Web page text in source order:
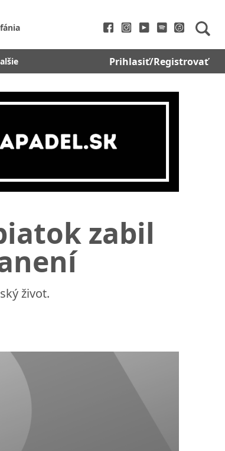
Prihlasiť/Registrovať
zabil
život.